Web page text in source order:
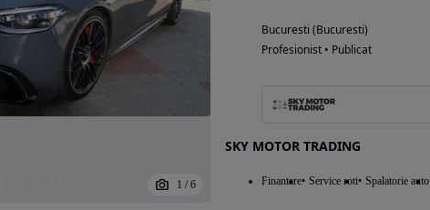
finantare
1 / 6
Bucuresti (Bucuresti)
Profesionist • Publicat
SKY MOTOR TRADING
Finantare Service roti Spalatorie auto